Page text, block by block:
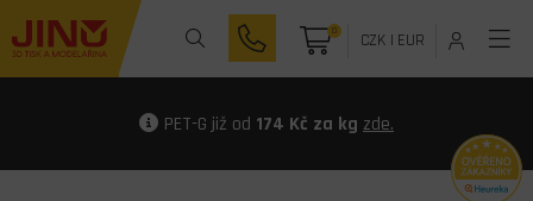
0 CZK| EUR
PET-G již od 174 Kč za kg zde.